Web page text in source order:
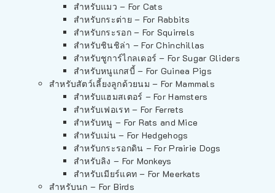
สำหรับแมว – For Cats
สำหรับกระต่าย – For Rabbits
สำหรับกระรอก – For Squirrels
สำหรับชินชิล่า – For Chinchillas
สำหรับชูการ์ไกลเดอร์ – For Sugar Gliders
สำหรับหนูแกสบี้ – For Guinea Pigs
สำหรับสัตว์เลี้ยงลูกด้วยนม – For Mammals
สำหรับแฮมสเตอร์ – For Hamsters
สำหรับเฟอเรท – For Ferrets
สำหรับหนู – For Rats and Mice
สำหรับเม่น – For Hedgehogs
สำหรับกระรอกดิน – For Prairie Dogs
สำหรับลิง – For Monkeys
สำหรับเมียร์แคท – For Meerkats
สำหรับนก – For Birds